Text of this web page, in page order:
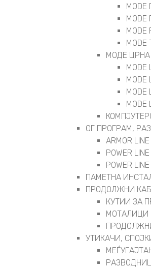
МОДЕ ЦРНА
ОГ ПРОГРАМ,
ARMOR LINE
POWER
POWER
ПАМЕТНА
ПРОДОЛЖНИ
КУТИИ ЗА
МОТАЛИЦИ
УТИКАЧИ,